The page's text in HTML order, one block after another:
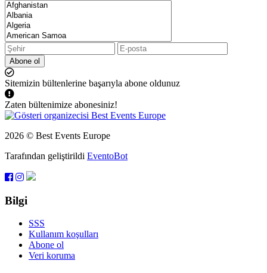
Abone ol
Sitemizin bültenlerine başarıyla abone oldunuz
Zaten bültenimize abonesiniz!
2026 © Best Events Europe
Tarafından geliştirildi EventoBot
Bilgi
SSS
Kullanım koşulları
Abone ol
Veri koruma